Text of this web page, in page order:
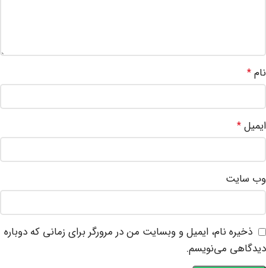
نام *
ایمیل *
وب‌ سایت
ذخیره نام، ایمیل و وبسایت من در مرورگر برای زمانی که دوباره
دیدگاهی می‌نویسم.